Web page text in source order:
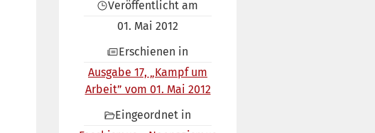
Veröffentlicht am
01. Mai 2012
Erschienen in
Ausgabe 17, „Kampf um
Arbeit” vom 01. Mai 2012
Eingeordnet in